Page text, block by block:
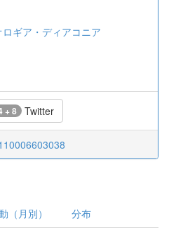
ギア・ディアコニア
+ 8 Twitter
（月別） 分布